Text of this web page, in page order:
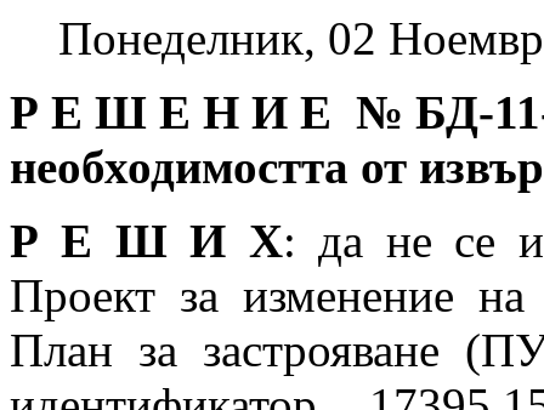
Понеделник, 02
Р Е Ш Е Н И Е № БД-
необходимостта от
Р Е Ш И Х: да не се
Проект за изменение
План за застрояване